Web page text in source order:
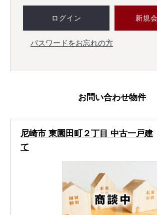
ログイン 新規
パスワードをお忘れの方
お問い合わせ物件
尼崎市 東園田町２丁目 中古一戸建
て